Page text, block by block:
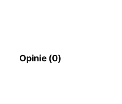
Opinie (0)